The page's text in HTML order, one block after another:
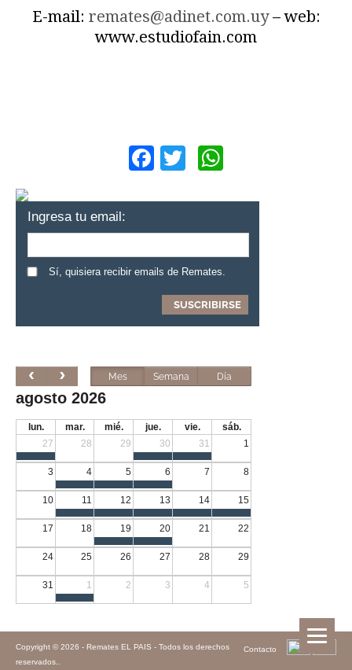
E-mail: remates@adinet.com.uy– web:
www.estudiofain.com
Facebook
Twitter
Ingresa tu email:
Sí, quisiera recibir emails de Remates.
Mes Semana Día
agosto 2026
lun. mar. mié. jue. vie.
sáb.
27
28 29 30 31 1
3 4 5 6 7 8
10 11 12 13 14 15
17 18 19 20 21 22
24 25 26 27 28 29
31 1 2 3 4 5
Contacto
Copyright © 2026 - Remates EL PAIS - Todos los derechos
reservados.